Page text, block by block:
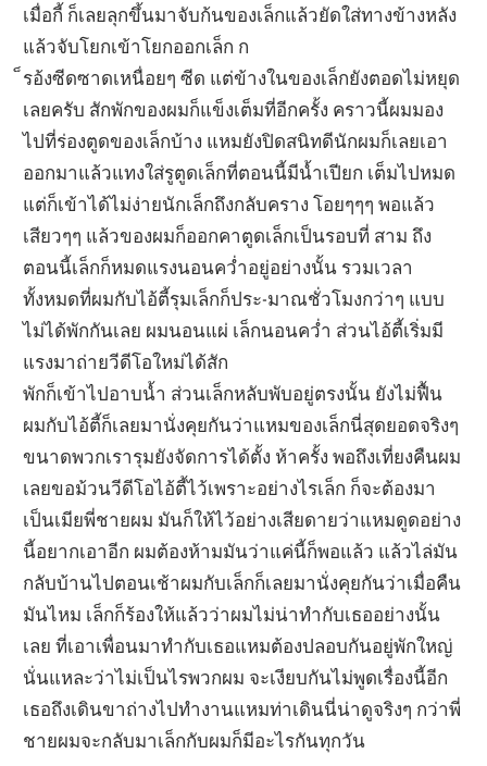
เมื่อกี้ ก็เลยลุกขึ้นมาจับก้นของเล็กแล้วยัดใส่ทางข้างหลัง
แล้วจับโยกเข้าโยกออกเล็ก ก
็รอ้งซีดซาดเหนื่อยๆ ซีด แต่ข้างในของเล็กยังตอดไม่หยุด
เลยครับ สักพักของผมก็แข็งเต็มที่อีกครั้ง คราวนี้ผมมอง
ไปที่ร่องตูดของเล็กบ้าง แหมยังปิดสนิทดีนักผมก็เลยเอา
ออกมาแล้วแทงใส่รูตูดเล็กที่ตอนนี้มีน้ำเปียก เต็มไปหมด
แต่ก็เข้าได้ไม่ง่ายนักเล็กถึงกลับคราง โอยๆๆๆ พอแล้ว
เสียวๆๆ แล้วของผมก็ออกคาตูดเล็กเป็นรอบที่ สาม ถึง
ตอนนี้เล็กก็หมดแรงนอนคว่ำอยู่อย่างนั้น รวมเวลา
ทั้งหมดที่ผมกับไอ้ตี้รุมเล็กก็ประ-มาณชั่วโมงกว่าๆ แบบ
ไม่ได้พักกันเลย ผมนอนแผ่ เล็กนอนคว่ำ ส่วนไอ้ตี้เริ่มมี
แรงมาถ่ายวีดีโอใหม่ได้สัก
พักก็เข้าไปอาบน้ำ ส่วนเล็กหลับพับอยู่ตรงนั้น ยังไม่ฟื้น
ผมกับไอ้ตี้ก็เลยมานั่งคุยกันว่าแหมของเล็กนี่สุดยอดจริงๆ
ขนาดพวกเรารุมยังจัดการได้ตั้ง ห้าครั้ง พอถึงเที่ยงคืนผม
เลยขอม้วนวีดีโอไอ้ตี้ไว้เพราะอย่างไรเล็ก ก็จะต้องมา
เป็นเมียพี่ชายผม มันก็ให้ไว้อย่างเสียดายว่าแหมดูดอย่าง
นี้อยากเอาอีก ผมต้องห้ามมันว่าแค่นี้ก็พอแล้ว แล้วไล่มัน
กลับบ้านไปตอนเช้าผมกับเล็กก็เลยมานั่งคุยกันว่าเมื่อคืน
มันไหม เล็กก็ร้องให้แล้วว่าผมไม่น่าทำกับเธออย่างนั้น
เลย ที่เอาเพื่อนมาทำกับเธอแหมต้องปลอบกันอยู่พักใหญ่
นั่นแหละว่าไม่เป็นไรพวกผม จะเงียบกันไม่พูดเรื่องนี้อีก
เธอถึงเดินขาถ่างไปทำงานแหมท่าเดินนี่น่าดูจริงๆ กว่าพี่
ชายผมจะกลับมาเล็กกับผมก็มีอะไรกันทุกวัน